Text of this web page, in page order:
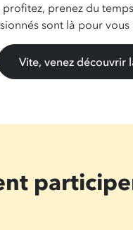
prenez du
sont là pour
Vite, venez découvrir